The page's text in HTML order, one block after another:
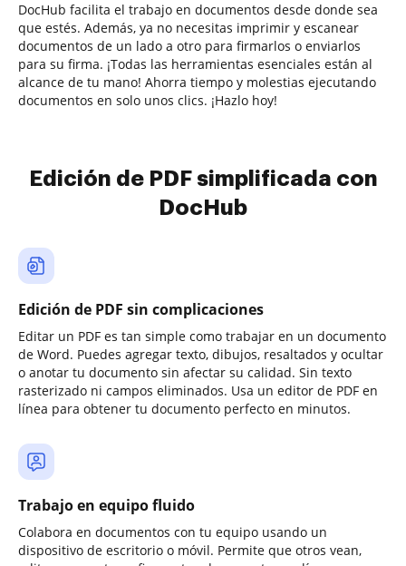
DocHub facilita el trabajo en documentos desde donde sea
que estés. Además, ya no necesitas imprimir y escanear
documentos de un lado a otro para firmarlos o enviarlos
para su firma. ¡Todas las herramientas esenciales están al
alcance de tu mano! Ahorra tiempo y molestias ejecutando
documentos en solo unos clics. ¡Hazlo hoy!
Edición de PDF simplificada con
DocHub
Edición de PDF sin complicaciones
Editar un PDF es tan simple como trabajar en un documento
de Word. Puedes agregar texto, dibujos, resaltados y ocultar
o anotar tu documento sin afectar su calidad. Sin texto
rasterizado ni campos eliminados. Usa un editor de PDF en
línea para obtener tu documento perfecto en minutos.
Trabajo en equipo fluido
Colabora en documentos con tu equipo usando un
dispositivo de escritorio o móvil. Permite que otros vean,